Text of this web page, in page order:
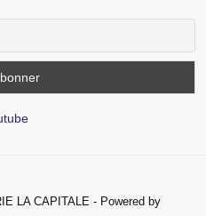
LA CAPITALE - Powered by